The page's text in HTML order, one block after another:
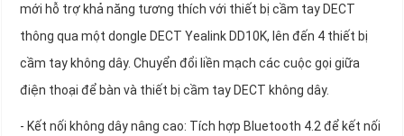
mới hỗ trợ khả năng tương thích với thiết bị cầm tay DECT
thông qua một dongle DECT Yealink DD10K, lên đến 4 thiết bị
cầm tay không dây. Chuyển đổi liền mạch các cuộc gọi giữa
điện thoại để bàn và thiết bị cầm tay DECT không dây.
- Kết nối không dây nâng cao: Tích hợp Bluetooth 4.2 để kết nối